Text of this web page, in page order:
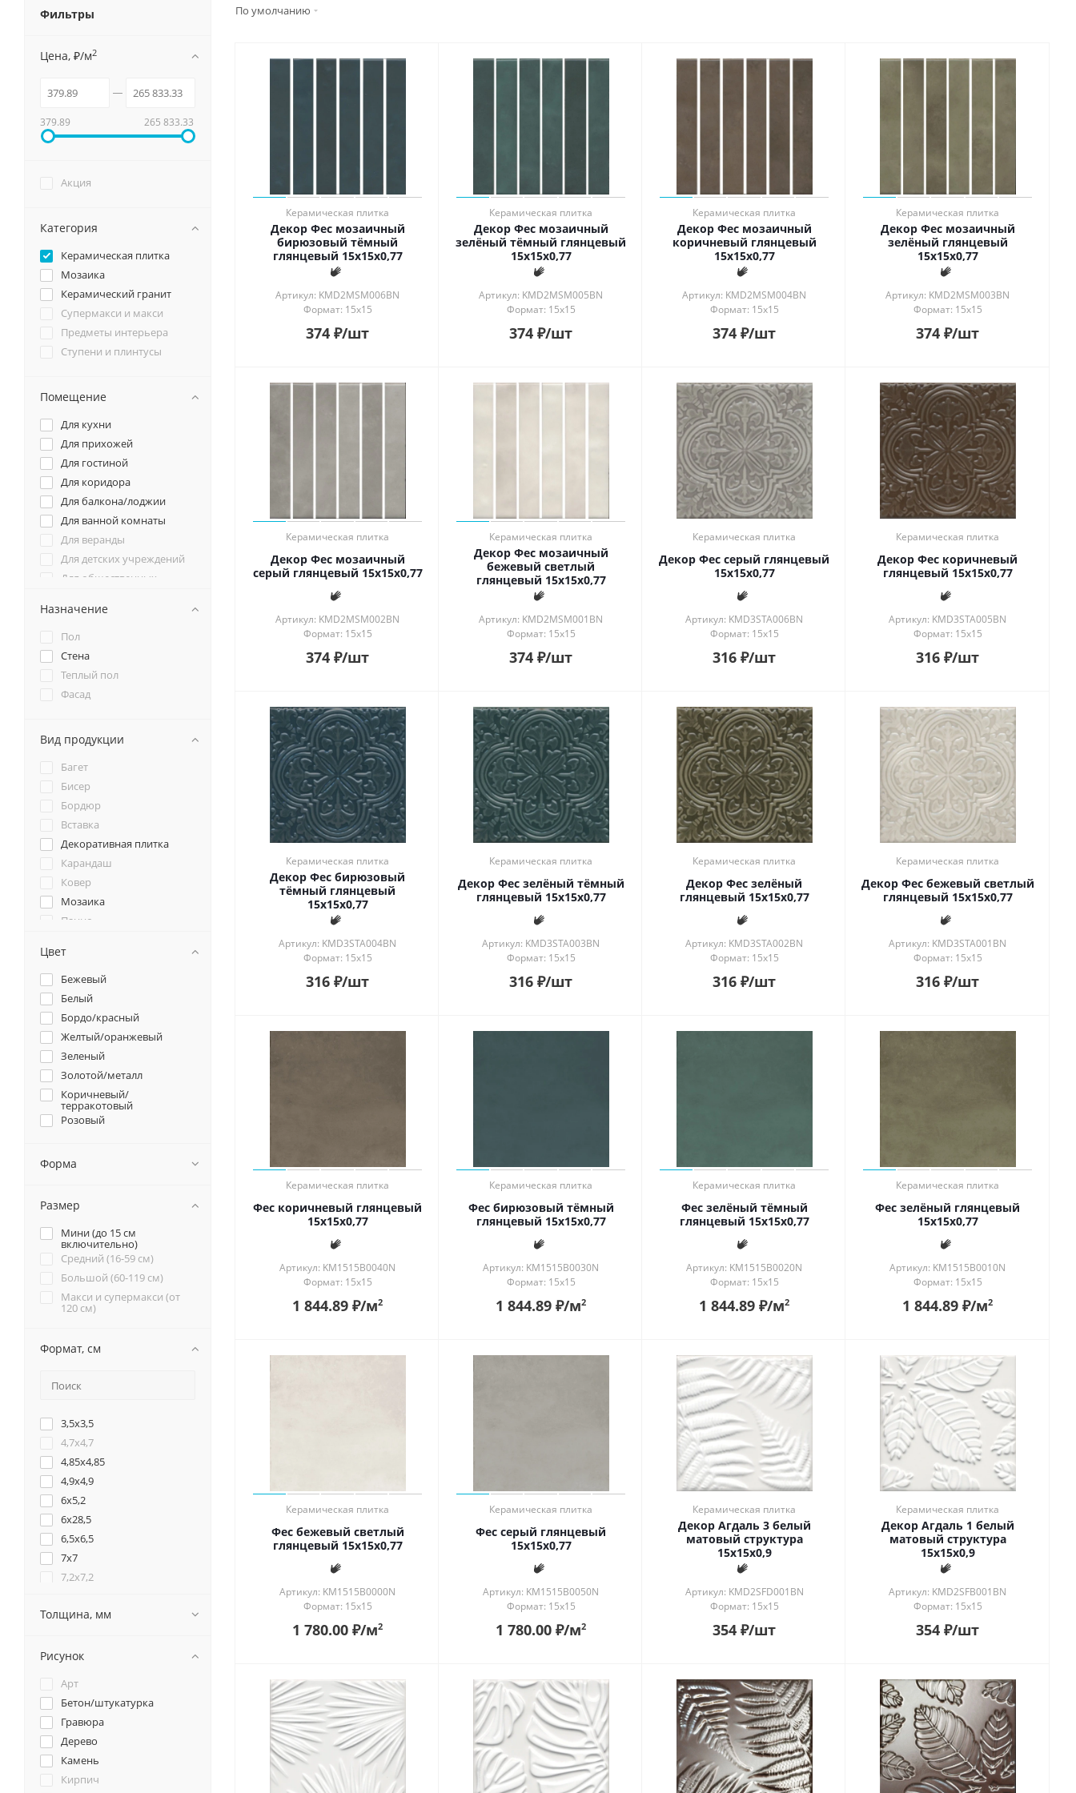
Смотреть в интерьере
Глянцевый
Душевые системы и ограждения
Унитазы и аксессуары
Подвесные зеркала для ванной
Мебель для ванной
По умолчанию
Керамическая плитка
Декор Фес мозаичный
бирюзовый тёмный
глянцевый 15x15x0,77
Артикул: KMD2MSM006BN
Формат: 15x15
374 ₽/шт
Керамическая плитка
Декор Фес мозаичный
зелёный тёмный глянцевый
15x15x0,77
Артикул: KMD2MSM005BN
Формат: 15x15
374 ₽/шт
Керамическая плитка
Декор Фес мозаичный
коричневый глянцевый
15x15x0,77
Артикул: KMD2MSM004BN
Формат: 15x15
374 ₽/шт
Керамическая плитка
Декор Фес мозаичный
зелёный глянцевый
15x15x0,77
Артикул: KMD2MSM003BN
Формат: 15x15
374 ₽/шт
Керамическая плитка
Декор Фес мозаичный
серый глянцевый 15x15x0,77
Артикул: KMD2MSM002BN
Формат: 15x15
374 ₽/шт
Керамическая плитка
Декор Фес мозаичный
бежевый светлый
глянцевый 15x15x0,77
Артикул: KMD2MSM001BN
Формат: 15x15
374 ₽/шт
Керамическая плитка
Декор Фес серый глянцевый
15x15x0,77
Артикул: KMD3STA006BN
Формат: 15x15
316 ₽/шт
Керамическая плитка
Декор Фес коричневый
глянцевый 15x15x0,77
Артикул: KMD3STA005BN
Формат: 15x15
316 ₽/шт
Керамическая плитка
Декор Фес бирюзовый
тёмный глянцевый
15x15x0,77
Артикул: KMD3STA004BN
Формат: 15x15
316 ₽/шт
Керамическая плитка
Декор Фес зелёный тёмный
глянцевый 15x15x0,77
Артикул: KMD3STA003BN
Формат: 15x15
316 ₽/шт
Керамическая плитка
Декор Фес зелёный
глянцевый 15x15x0,77
Артикул: KMD3STA002BN
Формат: 15x15
316 ₽/шт
Керамическая плитка
Декор Фес бежевый светлый
глянцевый 15x15x0,77
Артикул: KMD3STA001BN
Формат: 15x15
316 ₽/шт
Керамическая плитка
Фес коричневый глянцевый
15x15x0,77
Артикул: KM1515B0040N
Формат: 15x15
1 844.89 ₽/м2
Керамическая плитка
Фес бирюзовый тёмный
глянцевый 15x15x0,77
Артикул: KM1515B0030N
Формат: 15x15
1 844.89 ₽/м2
Керамическая плитка
Фес зелёный тёмный
глянцевый 15x15x0,77
Артикул: KM1515B0020N
Формат: 15x15
1 844.89 ₽/м2
Керамическая плитка
Фес зелёный глянцевый
15x15x0,77
Артикул: KM1515B0010N
Формат: 15x15
1 844.89 ₽/м2
Керамическая плитка
Фес бежевый светлый
глянцевый 15x15x0,77
Артикул: KM1515B0000N
Формат: 15x15
1 780.00 ₽/м2
Керамическая плитка
Фес серый глянцевый
15x15x0,77
Артикул: KM1515B0050N
Формат: 15x15
1 780.00 ₽/м2
Керамическая плитка
Декор Агдаль 3 белый
матовый структура
15x15x0,9
Артикул: KMD2SFD001BN
Формат: 15x15
354 ₽/шт
Керамическая плитка
Декор Агдаль 1 белый
матовый структура
15x15x0,9
Артикул: KMD2SFB001BN
Формат: 15x15
354 ₽/шт
Фильтры
Цена, ₽/м2
379.89 265 833.33
Акция
Категория
Керамическая плитка
Мозаика
Керамический гранит
Супермакси и макси
Предметы интерьера
Ступени и плинтусы
Помещение
Для кухни
Для прихожей
Для гостиной
Для коридора
Для балкона/лоджии
Для ванной комнаты
Для веранды
Для детских учреждений
Для общественных
Для спальни
Для фартука
Назначение
Пол
Стена
Теплый пол
Фасад
Вид продукции
Багет
Бисер
Бордюр
Вставка
Декоративная плитка
Карандаш
Ковер
Мозаика
Панно
Подступенок
Розон
Ступень
Угол
Фоновая плитка
Цвет
Бежевый
Белый
Бордо/красный
Желтый/оранжевый
Зеленый
Золотой/металл
Коричневый/
терракотовый
Розовый
Синий/голубой
Форма
Размер
Мини (до 15 см
включительно)
Средний (16-59 см)
Большой (60-119 см)
Макси и супермакси (от
120 см)
Формат, см
3,5x3,5
4,7x4,7
4,85x4,85
4,9x4,9
6x5,2
6x28,5
6,5x6,5
7x7
7,2x7,2
7,7x7,7
8x2,9
8,5x28,5
9,5x9,5
9,6x9,6
9,6x60
9,8x3
9,8x4,4
Толщина, мм
Рисунок
Арт
Бетон/штукатурка
Гравюра
Дерево
Камень
Кирпич